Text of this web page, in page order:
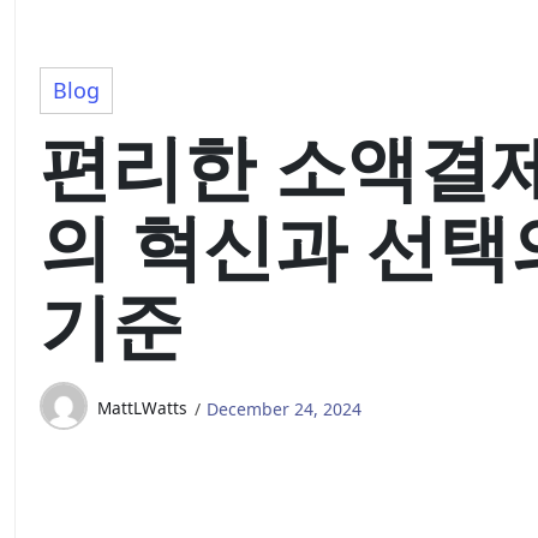
Blog
편리한 소액결
의 혁신과 선택
기준
MattLWatts December 24, 2024